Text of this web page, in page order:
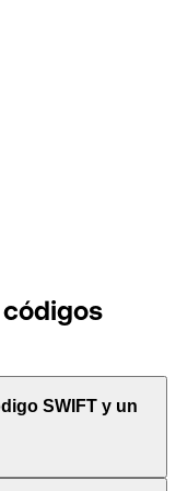
SWIFT y un